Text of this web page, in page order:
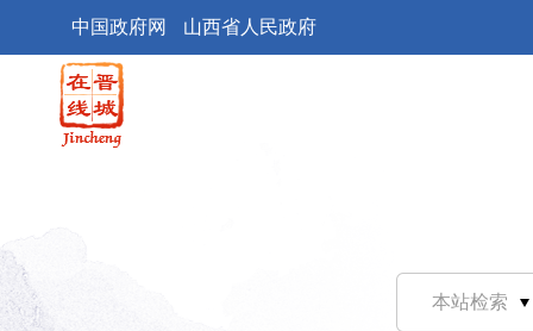
中国政府网 山西省人民政府
本站检索